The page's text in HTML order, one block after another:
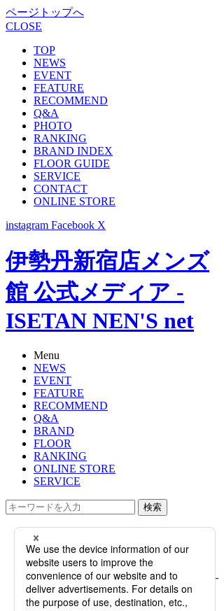
ページトップへ
CLOSE
TOP
NEWS
EVENT
FEATURE
RECOMMEND
Q&A
PHOTO
RANKING
BRAND INDEX
FLOOR GUIDE
SERVICE
CONTACT
ONLINE STORE
instagram Facebook X
伊勢丹新宿店メンズ
館 公式メディア -
ISETAN NEN'S net
Menu
NEWS
EVENT
FEATURE
RECOMMEND
Q&A
BRAND
FLOOR
RANKING
ONLINE STORE
SERVICE
検索
TOP
PHOTO
【特集】伊勢丹メンズおすすめのメ
ンズ手袋ブランド7選！サイズの測り
方から、人気アイテムまで